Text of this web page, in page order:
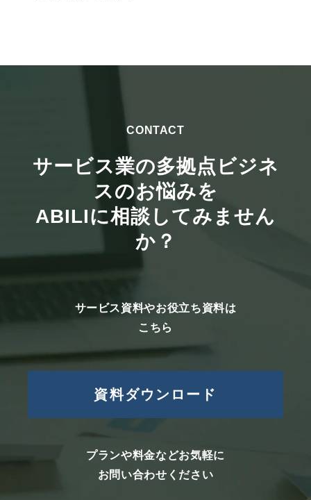
CONTACT
サービス業の多拠点ビジネ
スのお悩みを
ABILIに相談してみません
か？
サービス資料やお役立ち資料は
こちら
資料ダウンロード
プランや料金などお気軽に
お問い合わせください